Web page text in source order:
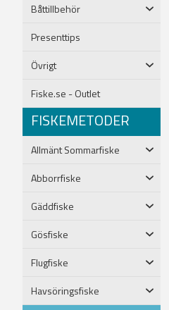
Båttillbehör
Presenttips
Övrigt
Fiske.se - Outlet
FISKEMETODER
Allmänt Sommarfiske
Abborrfiske
Gäddfiske
Gösfiske
Flugfiske
Havsöringsfiske